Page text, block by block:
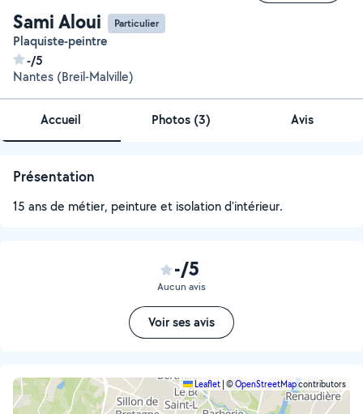
Sami Aloui Particulier
Plaquiste-peintre
-/5
Nantes (Breil-Malville)
Accueil Photos (3) Avis
Présentation
15 ans de métier, peinture et isolation d'intérieur.
-/5
Aucun avis
Voir ses avis
Leaflet ©OpenStreetMapcontributors